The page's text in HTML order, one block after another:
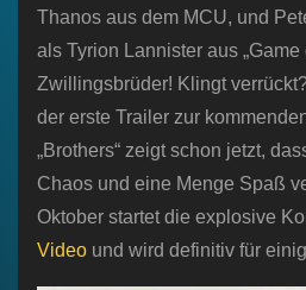
Thanos aus dem MCU, und
als Tyrion Lannister aus
Zwillingsbrüder! Klingt
der erste Trailer zur
„Brothers“ zeigt schon jetzt,
Chaos und eine Menge Spaß
Oktober startet die explosive
Video und wird definitiv für